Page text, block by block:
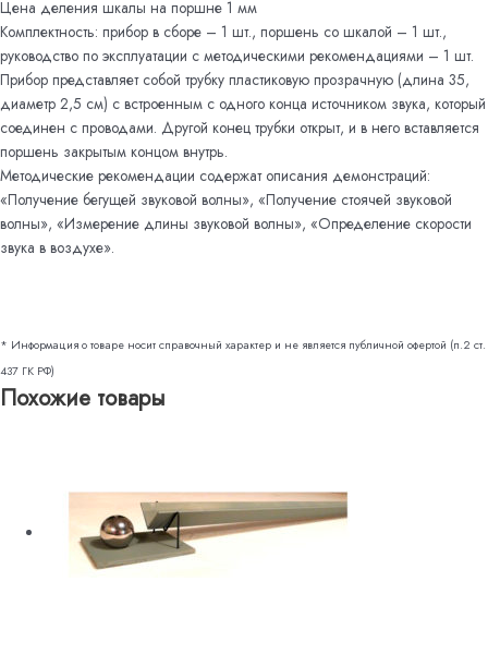
Цена деления шкалы на поршне 1 мм
Комплектность: прибор в сборе – 1 шт., поршень со шкалой – 1 шт.,
руководство по эксплуатации с методическими рекомендациями – 1 шт.
Прибор представляет собой трубку пластиковую прозрачную (длина 35,
диаметр 2,5 см) с встроенным с одного конца источником звука, который
соединен с проводами. Другой конец трубки открыт, и в него вставляется
поршень закрытым концом внутрь.
Методические рекомендации содержат описания демонстраций:
«Получение бегущей звуковой волны», «Получение стоячей звуковой
волны», «Измерение длины звуковой волны», «Определение скорости
звука в воздухе».
* Информация о товаре носит справочный характер и не является публичной офертой (п.2 ст.
437 ГК РФ)
Похожие товары